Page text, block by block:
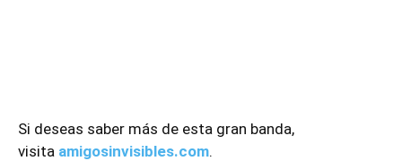
Si deseas saber más de esta gran banda,
visita amigosinvisibles.com.